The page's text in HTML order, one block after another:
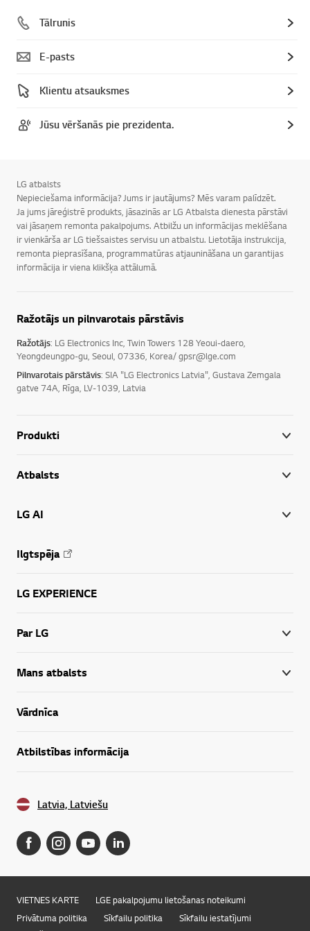
Tālrunis
E-pasts
Klientu atsauksmes
Jūsu vēršanās pie prezidenta.
LG atbalsts
Nepieciešama informācija? Jums ir jautājums? Mēs varam palīdzēt.
Ja jums jāreģistrē produkts, jāsazinās ar LG Atbalsta dienesta pārstāvi
vai jāsaņem remonta pakalpojums. Atbilžu un informācijas meklēšana
ir vienkārša ar LG tiešsaistes servisu un atbalstu. Lietotāja instrukcija,
remonta pieprasīšana, programmatūras atjaunināšana un garantijas
informācija ir viena klikšķa attālumā.
Ražotājs un pilnvarotais pārstāvis
Ražotājs: LG Electronics Inc, Twin Towers 128 Yeoui-daero,
Yeongdeungpo-gu, Seoul, 07336, Korea/ gpsr@lge.com
Pilnvarotais pārstāvis: SIA "LG Electronics Latvia", Gustava Zemgala
gatve 74A, Rīga, LV-1039, Latvia
Produkti
Atbalsts
LG AI
Ilgtspēja
LG EXPERIENCE
Par LG
Mans atbalsts
Vārdnīca
Atbilstības informācija
Latvia, Latviešu
VIETNES KARTE
LGE pakalpojumu lietošanas noteikumi
Privātuma politika
Sīkfailu politika
Sīkfailu iestatījumi